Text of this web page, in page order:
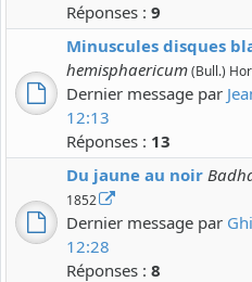
Réponses : 9
Minuscules disques
hemisphaericum(Bull.)
Dernier message par
12:13
Réponses : 13
Du jaune au noir
1852
Dernier message par
12:28
Réponses : 8